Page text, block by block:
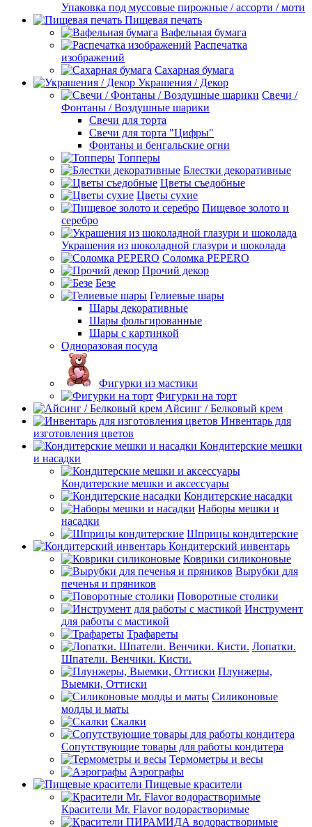
Упаковка под муссовые пирожные / ассорти / моти
Пищевая печать
Вафельная бумага
Распечатка
изображений
Сахарная бумага
Украшения / Декор
Свечи /
Фонтаны / Воздушные шарики
Свечи для торта
Свечи для торта "Цифры"
Фонтаны и бенгальские огни
Топперы
Блестки декоративные
Цветы съедобные
Цветы сухие
Пищевое золото и
серебро
Украшения из шоколадной глазури и шоколада
Соломка PEPERO
Прочий декор
Безе
Гелиевые шары
Шары декоративные
Шары фольгированные
Шары с картинкой
Одноразовая посуда
Фигурки из мастики
Фигурки на торт
Айсинг / Белковый крем
Инвентарь для
изготовления цветов
Кондитерские мешки
и насадки
Кондитерские мешки и аксессуары
Кондитерские насадки
Наборы мешки и
насадки
Шприцы кондитерские
Кондитерский инвентарь
Коврики силиконовые
Вырубки для
печенья и пряников
Поворотные столики
Инструмент
для работы с мастикой
Трафареты
Лопатки.
Шпатели. Венчики. Кисти.
Плунжеры,
Выемки, Оттиски
Силиконовые
молды и маты
Скалки
Сопутствующие товары для работы кондитера
Термометры и весы
Аэрографы
Пищевые красители
Красители Mr. Flavor водорастворимые